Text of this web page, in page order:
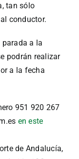
tan sólo
conductor.
parada a la
podrán realizar
a la fecha
951 920 267
en este
de Andalucía,